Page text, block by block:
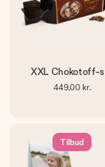
XXL Chokotoff-
449,00 kr.
Tilbud